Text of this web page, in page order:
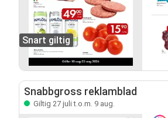
Snart giltig
Snabbgross reklamblad
Giltig 27 juli t.o.m. 9 aug.